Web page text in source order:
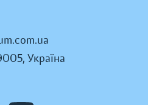
Україна